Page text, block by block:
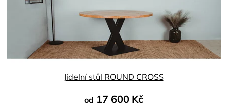
z
5
hvězdiček.
Jídelní stůl ROUND CROSS
od 17 600 Kč